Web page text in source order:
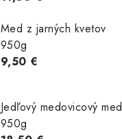
Med z jarných kvetov
950g
9,50 €
Jedľový medovicový med
950g